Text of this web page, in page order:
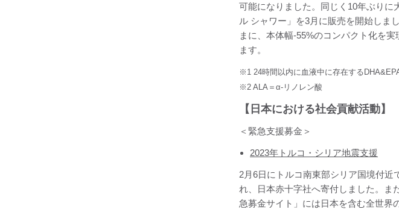
可能になりました。同じく10年ぶり
ル シャワー」を3月に販売を開始しま
まに、本体幅-55%のコンパクト化を
ます。
※1 24時間以内に血液中に存在する
※2 ALA＝α-リノレン酸
【日本における社会貢献活動】
＜緊急支援募金＞
2023年トルコ・シリア地震支援
2月6日にトルコ南東部シリア国境付近
れ、日本赤十字社へ寄付しました。ま
急募金サイト」には日本を含む全世界